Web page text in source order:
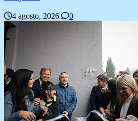
4 agosto, 2026 0